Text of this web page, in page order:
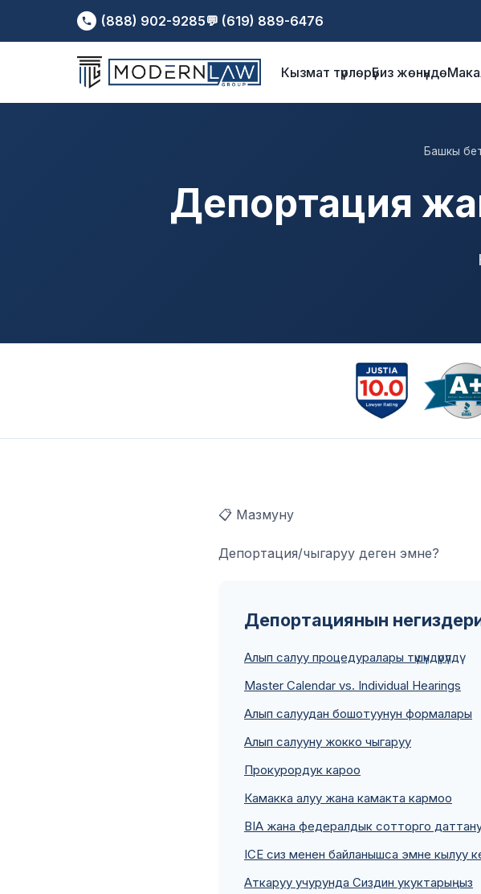
Google Tag Manager
Tag Manager (noscript)
(888) 902-9285💬 (619) 889-6476
Кызмат түрлөрүБиз жөнүндө
Башкы
Депортация
📋 Мазмуну
Депортация/чыгаруу деген эмне?
Депортациянын
Алып салуу процедуралары түшүндүрүлдү
Master Calendar vs. Individual Hearings
Алып салуудан бошотуунун формалары
Алып салууну жокко чыгаруу
Прокурордук кароо
Камакка алуу жана камакта кармоо
BIA жана федералдык сотторго
ICE сиз менен байланышса эмне кылуу
Аткаруу учурунда Сиздин укуктарыңыз